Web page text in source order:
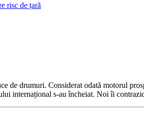
risc de țară
de drumuri. Considerat odată motorul
internațional s-au încheiat. Noi îi